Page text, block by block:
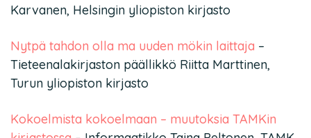
Karvanen, Helsingin yliopiston kirjasto
Nytpä tahdon olla ma uuden mökin laittaja –
Tieteenalakirjaston päällikkö Riitta Marttinen,
Turun yliopiston kirjasto
Kokoelmista kokoelmaan – muutoksia TAMKin